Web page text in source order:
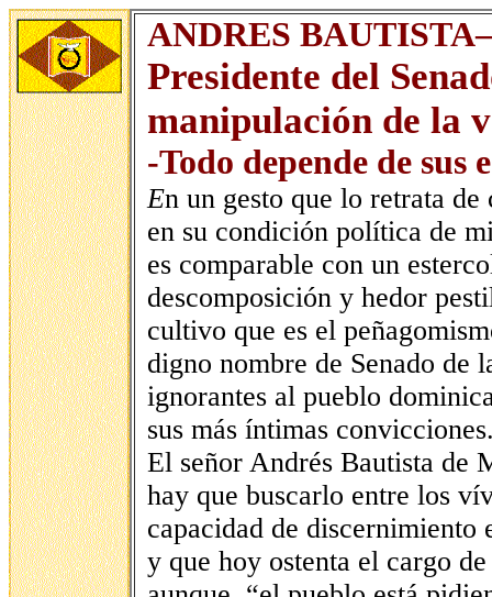
ANDRES
Presidente del
manipulación de la
-Todo depende de sus
En un gesto que lo retrata
en su condición política de
es comparable con un
descomposición y hedor
cultivo que es el
digno nombre de Senado de
ignorantes al pueblo
sus más íntimas
El señor Andrés Bautista de
hay que buscarlo entre los
capacidad de
y que hoy ostenta el cargo